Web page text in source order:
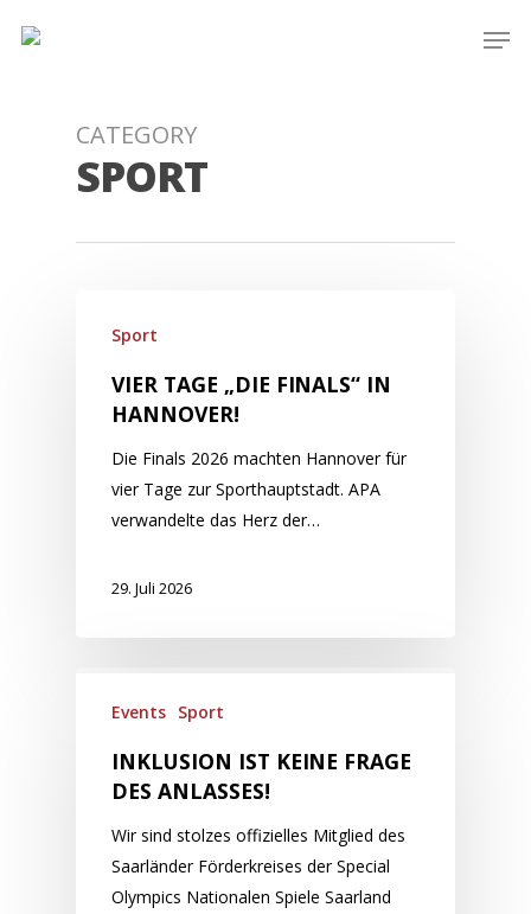
CATEGORY
SPORT
Sport
VIER TAGE „DIE FINALS“ IN
HANNOVER!
Die Finals 2026 machten Hannover für
vier Tage zur Sporthauptstadt. APA
verwandelte das Herz der…
29. Juli 2026
Events Sport
INKLUSION IST KEINE FRAGE
DES ANLASSES!
Wir sind stolzes offizielles Mitglied des
Saarländer Förderkreises der Special
Olympics Nationalen Spiele Saarland